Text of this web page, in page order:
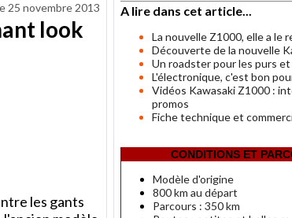
25 novembre 2013
look
les gants
A lire dans cet article...
La nouvelle Z1000, elle a le
Découverte de la nouvelle
Un roadster pour les purs et
L'électronique, c'est bon
Vidéos Kawasaki Z1000 :
promos
Fiche technique et
CONDITIONS ET
Modèle d'origine
800 km au départ
Parcours : 350 km